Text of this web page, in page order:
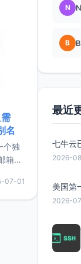
名
个独
箱等
较有
惠的
07-01
N
B
最近
2026-
2026-